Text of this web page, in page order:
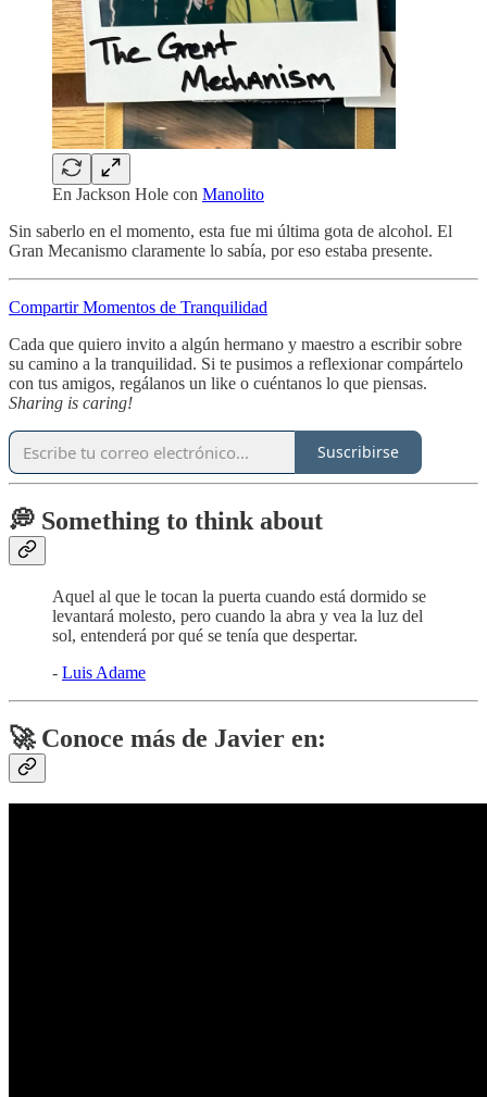
En Jackson Hole con Manolito
Sin saberlo en el momento, esta fue mi última gota de alcohol. El
Gran Mecanismo claramente lo sabía, por eso estaba presente.
Compartir Momentos de Tranquilidad
Cada que quiero invito a algún hermano y maestro a escribir sobre
su camino a la tranquilidad. Si te pusimos a reflexionar compártelo
con tus amigos, regálanos un like o cuéntanos lo que piensas.
Sharing is caring!
Suscribirse
💭 Something to think about
Aquel al que le tocan la puerta cuando está dormido se
levantará molesto, pero cuando la abra y vea la luz del
sol, entenderá por qué se tenía que despertar.
- Luis Adame
🚀 Conoce más de Javier en: